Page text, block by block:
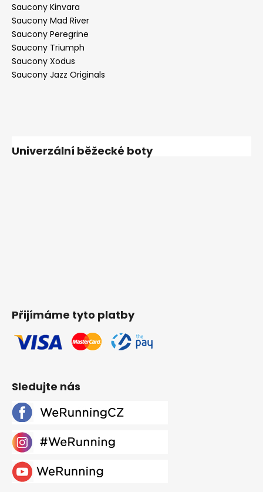
Saucony Kinvara
Saucony Mad River
Saucony Peregrine
Saucony Triumph
Saucony Xodus
Saucony Jazz Originals
Univerzální běžecké boty
Přijímáme tyto platby
Sledujte nás